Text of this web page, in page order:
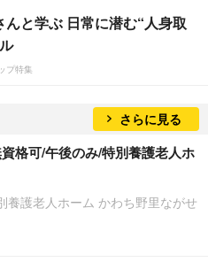
んと学ぶ 日常に潜む“人身取
プ特集
さらに見る
格可/午後のみ/特別養護老人ホ
護老人ホーム かわち野里ながせ